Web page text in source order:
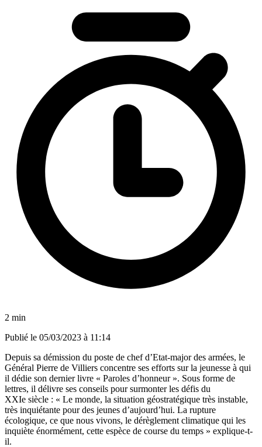
2 min
Publié le 05/03/2023 à 11:14
Depuis sa démission du poste de chef d’Etat-major des armées, le
Général Pierre de Villiers concentre ses efforts sur la jeunesse à qui
il dédie son dernier livre « Paroles d’honneur ». Sous forme de
lettres, il délivre ses conseils pour surmonter les défis du
XXIe siècle : « Le monde, la situation géostratégique très instable,
très inquiétante pour des jeunes d’aujourd’hui. La rupture
écologique, ce que nous vivons, le dérèglement climatique qui les
inquiète énormément, cette espèce de course du temps » explique-t-
il.